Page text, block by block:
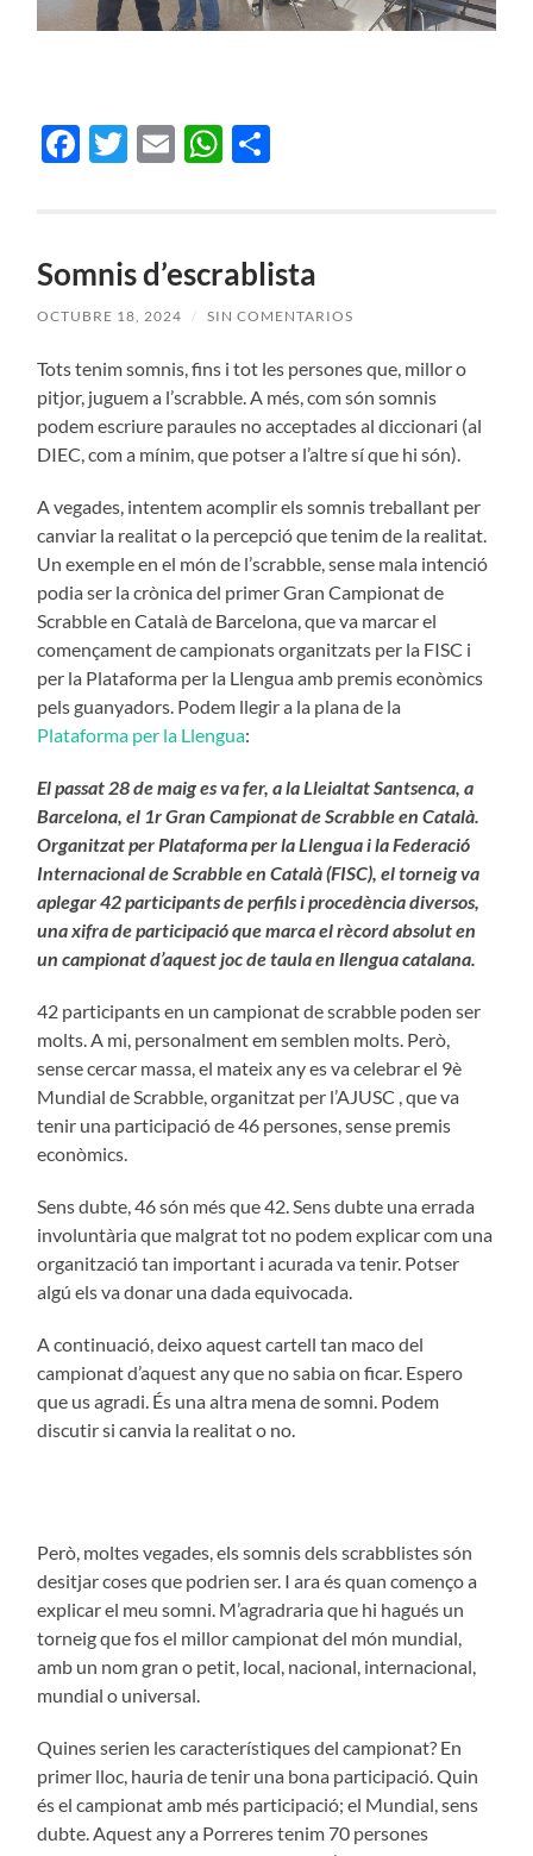
Facebook
Twitter
EmailWhatsApp
Somnis d’escrablista
OCTUBRE 18, 2024 / SIN COMENTARIOS
Tots tenim somnis, fins i tot les persones que, millor o
pitjor, juguem a l’scrabble. A més, com són somnis
podem escriure paraules no acceptades al diccionari (al
DIEC, com a mínim, que potser a l’altre sí que hi són).
A vegades, intentem acomplir els somnis treballant per
canviar la realitat o la percepció que tenim de la realitat.
Un exemple en el món de l’scrabble, sense mala intenció
podia ser la crònica del primer Gran Campionat de
Scrabble en Català de Barcelona, que va marcar el
començament de campionats organitzats per la FISC i
per la Plataforma per la Llengua amb premis econòmics
pels guanyadors. Podem llegir a la plana de la
Plataforma per la Llengua:
El passat 28 de maig es va fer, a la Lleialtat Santsenca, a
Barcelona, el 1r Gran Campionat de Scrabble en Català.
Organitzat per Plataforma per la Llengua i la Federació
Internacional de Scrabble en Català (FISC), el torneig va
aplegar 42 participants de perfils i procedència diversos,
una xifra de participació que marca el rècord absolut en
un campionat d’aquest joc de taula en llengua catalana.
42 participants en un campionat de scrabble poden ser
molts. A mi, personalment em semblen molts. Però,
sense cercar massa, el mateix any es va celebrar el 9è
Mundial de Scrabble, organitzat per l’AJUSC , que va
tenir una participació de 46 persones, sense premis
econòmics.
Sens dubte, 46 són més que 42. Sens dubte una errada
involuntària que malgrat tot no podem explicar com una
organització tan important i acurada va tenir. Potser
algú els va donar una dada equivocada.
A continuació, deixo aquest cartell tan maco del
campionat d’aquest any que no sabia on ficar. Espero
que us agradi. És una altra mena de somni. Podem
discutir si canvia la realitat o no.
Però, moltes vegades, els somnis dels scrabblistes són
desitjar coses que podrien ser. I ara és quan començo a
explicar el meu somni. M’agradraria que hi hagués un
torneig que fos el millor campionat del món mundial,
amb un nom gran o petit, local, nacional, internacional,
mundial o universal.
Quines serien les característiques del campionat? En
primer lloc, hauria de tenir una bona participació. Quin
és el campionat amb més participació; el Mundial, sens
dubte. Aquest any a Porreres tenim 70 persones